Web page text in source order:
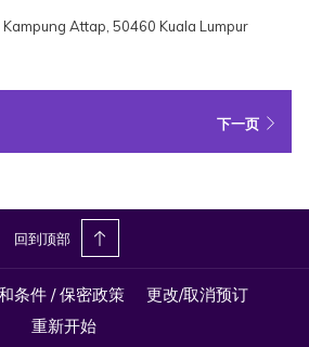
Attap, 50460 Kuala Lumpur
下一页
回到顶部
条件 / 保密政策
更改/取消预订
重新开始